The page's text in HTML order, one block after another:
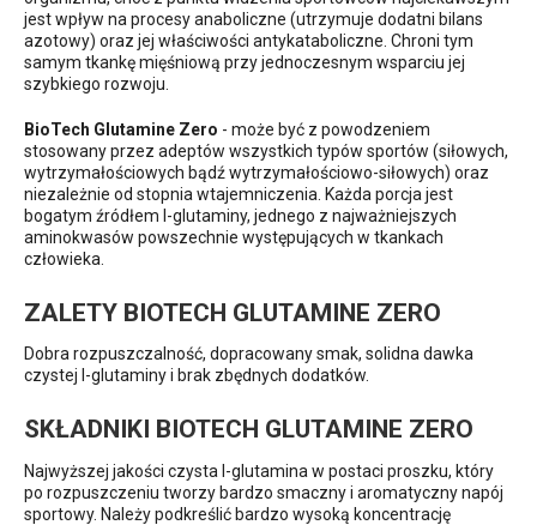
jest wpływ na procesy anaboliczne (utrzymuje dodatni bilans
azotowy) oraz jej właściwości antykataboliczne. Chroni tym
samym tkankę mięśniową przy jednoczesnym wsparciu jej
szybkiego rozwoju.
BioTech Glutamine Zero - może być z powodzeniem
stosowany przez adeptów wszystkich typów sportów (siłowych,
wytrzymałościowych bądź wytrzymałościowo-siłowych) oraz
niezależnie od stopnia wtajemniczenia. Każda porcja jest
bogatym źródłem l-glutaminy, jednego z najważniejszych
aminokwasów powszechnie występujących w tkankach
człowieka.
ZALETY BIOTECH GLUTAMINE ZERO
Dobra rozpuszczalność, dopracowany smak, solidna dawka
czystej l-glutaminy i brak zbędnych dodatków.
SKŁADNIKI BIOTECH GLUTAMINE ZERO
Najwyższej jakości czysta l-glutamina w postaci proszku, który
po rozpuszczeniu tworzy bardzo smaczny i aromatyczny napój
sportowy. Należy podkreślić bardzo wysoką koncentrację